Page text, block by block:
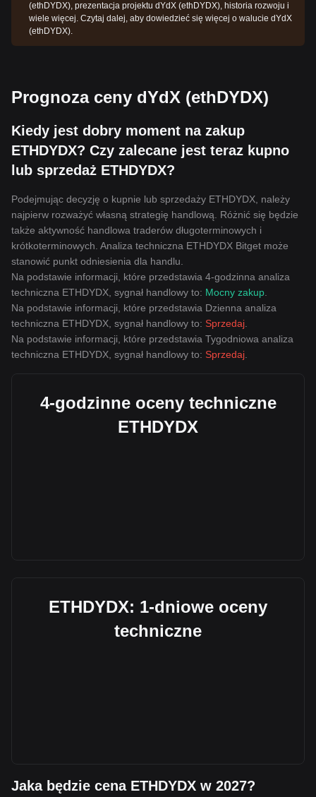
(ethDYDX), prezentacja projektu dYdX (ethDYDX), historia rozwoju i
wiele więcej. Czytaj dalej, aby dowiedzieć się więcej o walucie dYdX
(ethDYDX).
Prognoza ceny dYdX (ethDYDX)
Kiedy jest dobry moment na zakup
ETHDYDX? Czy zalecane jest teraz kupno
lub sprzedaż ETHDYDX?
Podejmując decyzję o kupnie lub sprzedaży ETHDYDX, należy
najpierw rozważyć własną strategię handlową. Różnić się będzie
także aktywność handlowa traderów długoterminowych i
krótkoterminowych. Analiza techniczna ETHDYDX Bitget może
stanowić punkt odniesienia dla handlu.
Na podstawie informacji, które przedstawia 4-godzinna analiza
techniczna ETHDYDX, sygnał handlowy to: Mocny zakup
Na podstawie informacji, które przedstawia Dzienna analiza
techniczna ETHDYDX, sygnał handlowy to: Sprzedaj
Na podstawie informacji, które przedstawia Tygodniowa analiza
techniczna ETHDYDX, sygnał handlowy to: Sprzedaj
4-godzinne oceny techniczne
ETHDYDX
ETHDYDX: 1-dniowe oceny
techniczne
Jaka będzie cena ETHDYDX w 2027?